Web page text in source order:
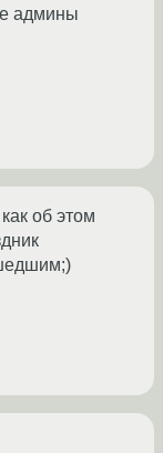
админы
об этом